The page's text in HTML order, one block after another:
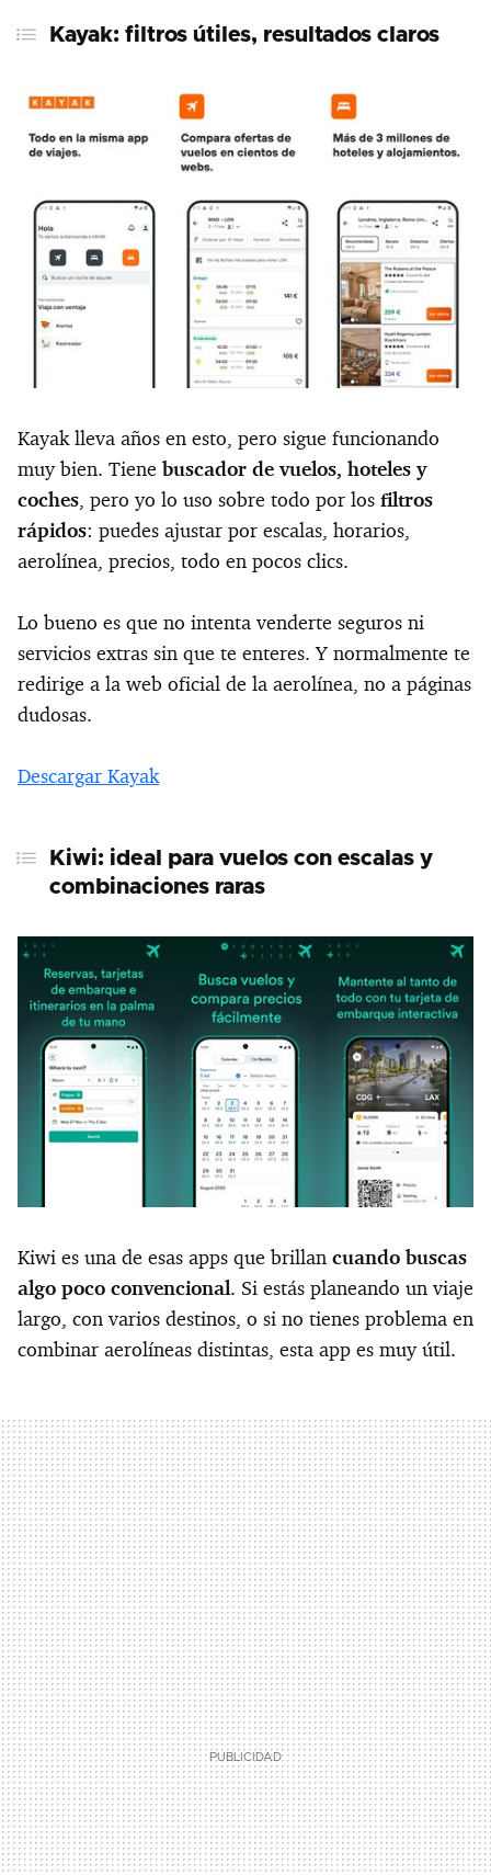
Kayak: filtros útiles, resultados claros
Kayak lleva años en esto, pero sigue funcionando
muy bien. Tiene buscador de vuelos, hoteles y
coches, pero yo lo uso sobre todo por los filtros
rápidos: puedes ajustar por escalas, horarios,
aerolínea, precios, todo en pocos clics.
Lo bueno es que no intenta venderte seguros ni
servicios extras sin que te enteres. Y normalmente te
redirige a la web oficial de la aerolínea, no a páginas
dudosas.
Descargar Kayak
Kiwi: ideal para vuelos con escalas y
combinaciones raras
Kiwi es una de esas apps que brillan cuando buscas
algo poco convencional. Si estás planeando un viaje
largo, con varios destinos, o si no tienes problema en
combinar aerolíneas distintas, esta app es muy útil.